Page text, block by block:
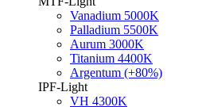
Vanadium 5000K
Palladium 5500K
Aurum 3000K
Titanium 4400K
Argentum (+80%)
IPF-Light
VH 4300K